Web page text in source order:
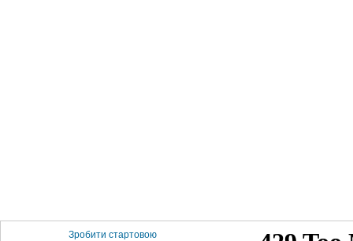
Зробити стартовою